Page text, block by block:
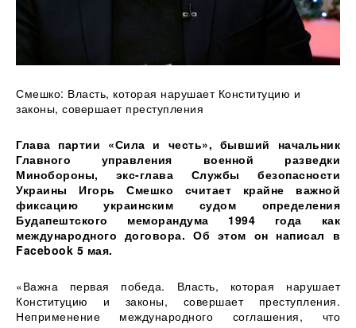
Смешко: Власть, которая нарушает Конституцию и
законы, совершает преступления
Глава партии «Сила и честь», бывший начальник
Главного управления военной разведки
Минобороны, экс-глава Службы безопасности
Украины Игорь Смешко считает крайне важной
фиксацию украинским судом определения
Будапештского меморандума 1994 года как
международного договора. Об этом он написал в
Facebook 5 мая.
«Важна первая победа. Власть, которая нарушает
Конституцию и законы, совершает преступления.
Неприменение международного соглашения, что